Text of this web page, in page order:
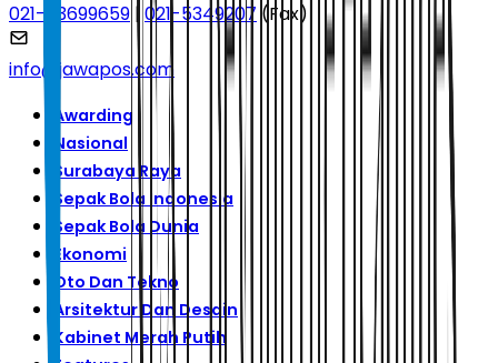
021-53699659 | 021-5349207 (Fax)
info@jawapos.com
Awarding
Nasional
Surabaya Raya
Sepak Bola Indonesia
Sepak Bola Dunia
Ekonomi
Oto Dan Tekno
Arsitektur Dan Desain
Kabinet Merah Putih